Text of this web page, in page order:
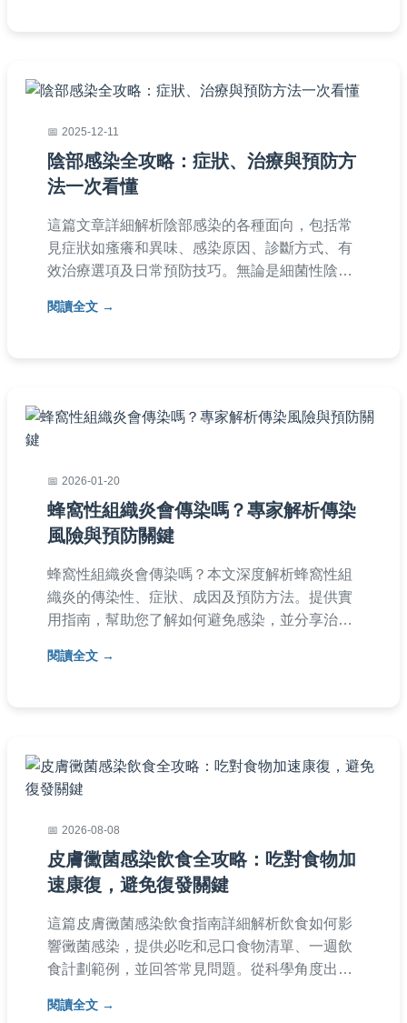
2025-12-11
陰部感染全攻略：症狀、治療與預防方
法一次看懂
這篇文章詳細解析陰部感染的各種面向，包括常
見症狀如瘙癢和異味、感染原因、診斷方式、有
效治療選項及日常預防技巧。無論是細菌性陰道
包含醫師建議的常見問答，幫助您徹底解決陰部
閱讀全文
2026-01-20
蜂窩性組織炎會傳染嗎？專家解析傳染
風險與預防關鍵
蜂窩性組織炎會傳染嗎？本文深度解析蜂窩性組
織炎的傳染性、症狀、成因及預防方法。提供實
用指南，幫助您了解如何避免感染，並分享治療
閱讀全文
2026-08-08
皮膚黴菌感染飲食全攻略：吃對食物加
速康復，避免復發關鍵
這篇皮膚黴菌感染飲食指南詳細解析飲食如何影
響黴菌感染，提供必吃和忌口食物清單、一週飲
食計劃範例，並回答常見問題。從科學角度出
膚康復，減少復發風險。內容涵蓋日常飲食選
閱讀全文